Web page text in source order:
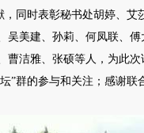
同时表彰秘书处胡婷、艾
吴美建、孙莉、何凤联、
曹洁雅、张硕等人，为此
”群的参与和关注；感谢